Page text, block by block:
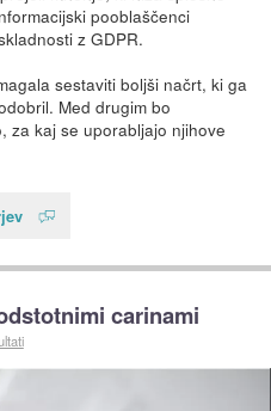
pooblaščenci
z GDPR.
sestaviti boljši načrt, ki ga
Med drugim bo
za kaj se uporabljajo njihove
carinami